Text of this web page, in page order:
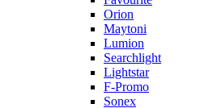
Orion
Maytoni
Lumion
Searchlight
Lightstar
F-Promo
Sonex